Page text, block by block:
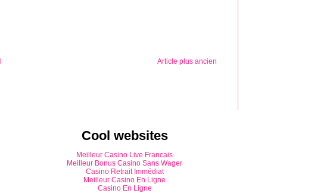
Article plus ancien
Cool websites
Meilleur Casino Live Francais
Meilleur Bonus Casino Sans Wager
Casino Retrait Immédiat
Meilleur Casino En Ligne
Casino En Ligne